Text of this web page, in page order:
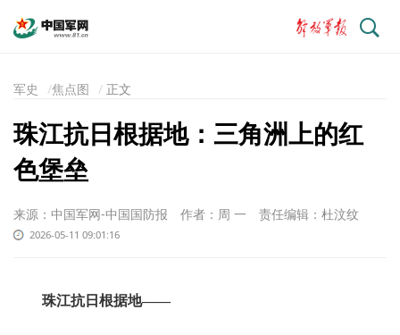
搜
索
军史 焦点图 正文
珠江抗日根据地：三角洲上的红
色堡垒
来源：中国军网-中国国防报 作者：周 一 责任编辑：杜汶纹
2026-05-11 09:01:16
珠江抗日根据地——